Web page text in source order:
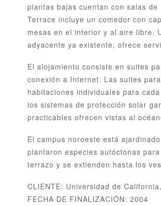
plantas bajas cuentan con salas
Terrace incluye un comedor con
mesas en el interior y al aire libre.
adyacente ya existente, ofrece
El alojamiento consiste en suites
conexión a Internet. Las suites
habitaciones individuales para
los sistemas de protección solar
practicables ofrecen vistas al
El campus noroeste está
plantaron especies autóctonas
terrazo y se extienden hasta los
CLIENTE: Universidad de
FECHA DE FINALIZACIÓN: 2004